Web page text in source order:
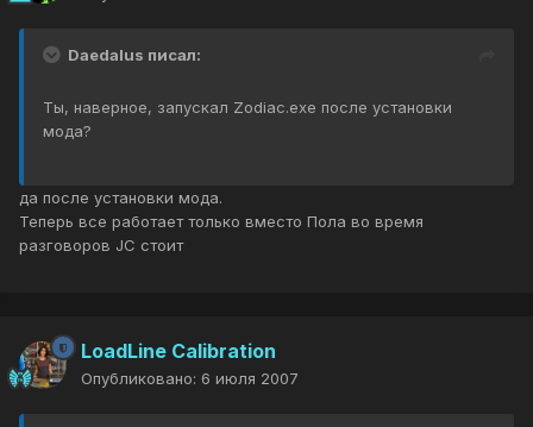
Daedalus писал:
Ты, наверное, запускал Zodiac.exe после установки
мода?
да после установки мода.
Теперь все работает только вместо Пола во время
разговоров JC стоит
LoadLine Calibration
Опубликовано: 6 июля 2007